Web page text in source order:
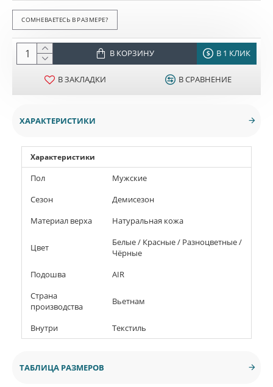
В КОРЗИНУ В 1 КЛИК
В ЗАКЛАДКИ В СРАВНЕНИЕ
ХАРАКТЕРИСТИКИ
Характеристики
Пол
Мужские
Сезон
Демисезон
Материал верха
Натуральная кожа
Цвет
Белые / Красные / Разноцветные /
Чёрные
Подошва
AIR
Страна
производства
Вьетнам
Внутри Текстиль
ТАБЛИЦА РАЗМЕРОВ
СОМНЕВАЕТЕСЬ В РАЗМЕРЕ?